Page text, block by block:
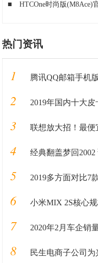
■ HTCOne时尚版(M8Ace)
热门资讯
1 腾讯QQ邮箱手机版下载
2 2019年国内十大皮卡车
3 联想放大招！最便宜的
4 经典翻盖梦回2002
5 2019多方面对比7款
6 小米MIX 2S核心规
7 2020年2月车企销
8 民生电商子公司为兴业